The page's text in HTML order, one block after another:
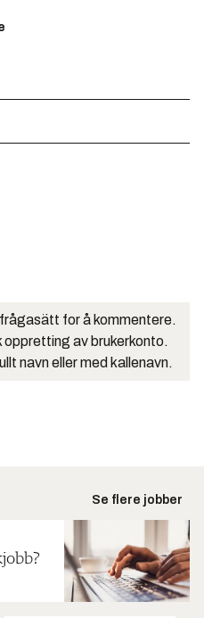
for å kommentere.
av brukerkonto.
navn eller med kallenavn.
Se flere jobber